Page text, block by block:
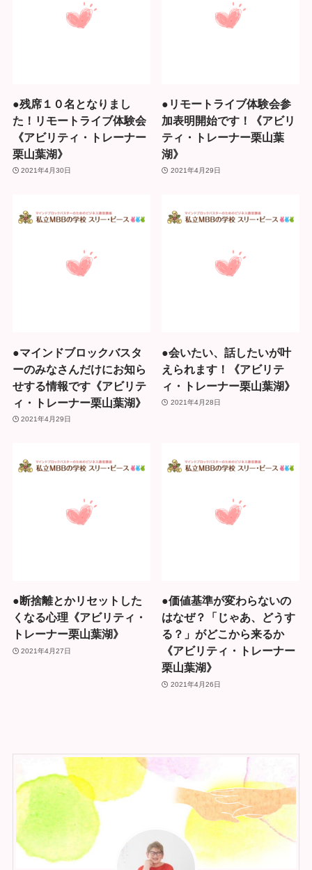
●残席１０名となりまし
た！リモートライブ体験会
《アビリティ・トレーナー
栗山葉湖》
2021年4月30日
●リモートライブ体験会参
加表明開始です！《アビリ
ティ・トレーナー栗山葉
湖》
2021年4月29日
●マインドブロックバスタ
ーのみなさんだけにお知ら
せする情報です《アビリテ
ィ・トレーナー栗山葉湖》
2021年4月29日
●会いたい、話したいが叶
えられます！《アビリテ
ィ・トレーナー栗山葉湖》
2021年4月28日
●断捨離とかリセットした
くなる心理《アビリティ・
トレーナー栗山葉湖》
2021年4月27日
●価値基準が変わらないの
はなぜ？「じゃあ、どうす
る？」がどこから来るか
《アビリティ・トレーナー
栗山葉湖》
2021年4月26日